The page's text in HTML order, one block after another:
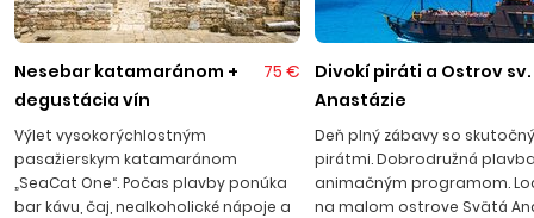
palety vodných športov, navštíviť vodný park s atrakciami,
zahrať si plážový volejbal alebo si požičať bicykel a vybrať sa
na výlet do blízkeho okolia. Piesočnatá pláž s pozvoľným
vstupom je dlhá takmer 8 kilometrov a je držiteľom
mora, pláže a prírodného prostredia. V stredisku je rušná
pobrežná promenáda s množstvom reštaurácií
ponúkajúcich bulharskú či medzinárodnú kuchyňu, bary,
Nesebar katamaránom +
degustácia vín
75 €
Výlet vysokorýchlostným
pasažierskym katamaránom
„SeaCat One“. Počas plavby ponúka
bar kávu, čaj, nealkoholické nápoje a
Divokí piráti a Ostrov sv.
Anastázie
Deň plný zábavy so
pirátmi. Dobrodružná
animačným programom.
na malom ostrove Svätá